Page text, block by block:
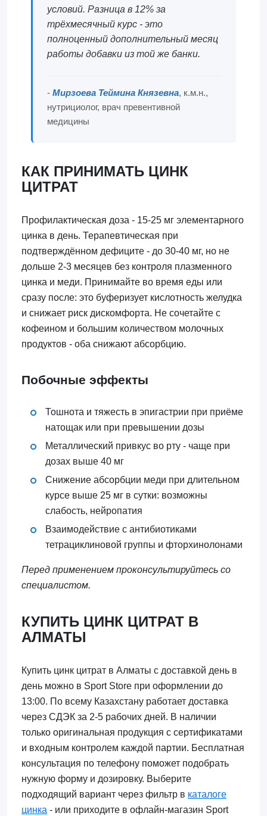
условий. Разница в 12% за
трёхмесячный курс - это
полноценный дополнительный месяц
работы добавки из той же банки.
- Мирзоева Теймина Князевна, к.м.н.,
нутрициолог, врач превентивной
медицины
КАК ПРИНИМАТЬ ЦИНК
ЦИТРАТ
Профилактическая доза - 15-25 мг элементарного
цинка в день. Терапевтическая при
подтверждённом дефиците - до 30-40 мг, но не
дольше 2-3 месяцев без контроля плазменного
цинка и меди. Принимайте во время еды или
сразу после: это буферизует кислотность желудка
и снижает риск дискомфорта. Не сочетайте с
кофеином и большим количеством молочных
продуктов - оба снижают абсорбцию.
Побочные эффекты
Тошнота и тяжесть в эпигастрии при приёме
натощак или при превышении дозы
Металлический привкус во рту - чаще при
дозах выше 40 мг
Снижение абсорбции меди при длительном
курсе выше 25 мг в сутки: возможны
слабость, нейропатия
Взаимодействие с антибиотиками
тетрациклиновой группы и фторхинолонами
Перед применением проконсультируйтесь со
специалистом.
КУПИТЬ ЦИНК ЦИТРАТ В
АЛМАТЫ
Купить цинк цитрат в Алматы с доставкой день в
день можно в Sport Store при оформлении до
13:00. По всему Казахстану работает доставка
через СДЭК за 2-5 рабочих дней. В наличии
только оригинальная продукция с сертификатами
и входным контролем каждой партии. Бесплатная
консультация по телефону поможет подобрать
нужную форму и дозировку. Выберите
подходящий вариант через фильтр в каталоге
цинка - или приходите в офлайн-магазин Sport